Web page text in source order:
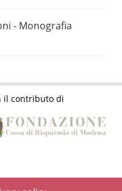
- Monografia
il contributo di